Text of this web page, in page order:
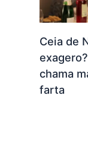
Ceia de
chama
farta